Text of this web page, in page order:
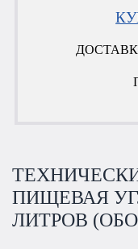
ПИЩЕВАЯ
ЛИТРОВ